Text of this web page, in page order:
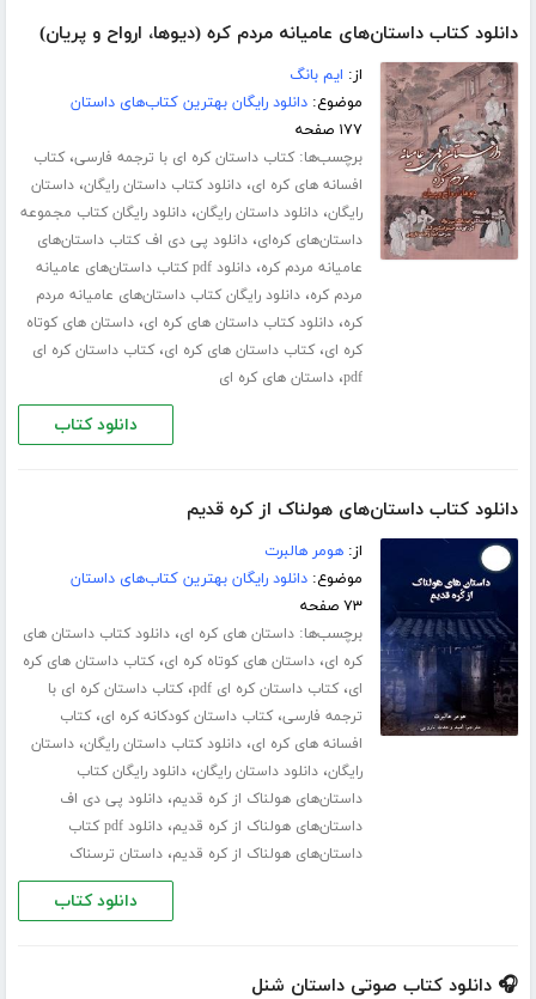
دانلود کتاب داستان‌های عامیانه مردم کره (دیوها، ارواح و پریان)
از: ایم بانگ
موضوع:دانلود رایگان بهترین کتاب‌های داستان
۱۷۷ صفحه
برچسب‌ها:کتاب داستان کره ای با ترجمه فارسی،کتاب
افسانه های کره ای،دانلود کتاب داستان رایگان،داستان
رایگان،دانلود داستان رایگان،دانلود رایگان کتاب مجموعه
داستان‌های کره‌ای،دانلود پی دی اف کتاب داستان‌های
عامیانه مردم کره،
دانلود pdf کتاب داستان‌های عامیانه
مردم کره،دانلود رایگان کتاب داستان‌های عامیانه مردم
کره،دانلود کتاب داستان های کره ای،داستان های کوتاه
کره ای،کتاب داستان های کره ای،کتاب داستان کره ای
pdf،داستان های کره ای
دانلود کتاب
دانلود کتاب داستان‌های هولناک از کره قدیم
از:هومر هالبرت
موضوع:دانلود رایگان بهترین کتاب‌های داستان
۷۳ صفحه
برچسب‌ها:داستان های کره ای،دانلود کتاب داستان های
کره ای،داستان های کوتاه کره ای،کتاب داستان های کره
ای،کتاب داستان کره ای pdf ،کتاب داستان کره ای با
ترجمه فارسی،کتاب داستان کودکانه کره ای،کتاب
افسانه های کره ای،دانلود کتاب داستان رایگان،داستان
رایگان،دانلود داستان رایگان،دانلود رایگان کتاب
داستان‌های هولناک از کره قدیم،دانلود پی دی اف
داستان‌های هولناک از کره قدیم،
دانلود pdf کتاب
داستان‌های هولناک از کره قدیم،داستان ترسناک
دانلود کتاب
🎧 دانلود کتاب صوتی داستان شنل